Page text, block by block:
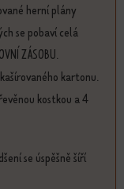
herní plány
se pobaví celá
ZÁSOBU.
kartonu.
kostkou a 4
se úspěšně šíří